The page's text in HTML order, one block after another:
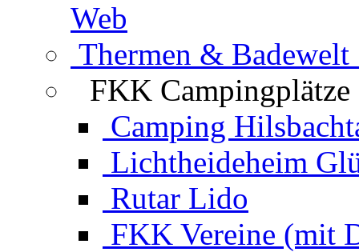
Web
Thermen & Badewelt
FKK Campingplätze
Camping
Lichtheideheim
Rutar Lido
FKK Vereine (mit